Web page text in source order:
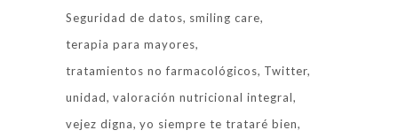
Seguridad de datos smiling care
terapia para mayores
tratamientos no farmacológicos Twitter
unidad valoración nutricional integral
vejez digna yo siempre te trataré bien